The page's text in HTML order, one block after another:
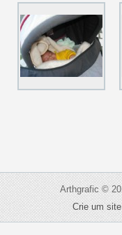
Arthgrafic ©
Crie um